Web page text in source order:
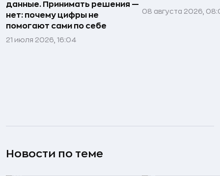
данные. Принимать решения —
нет: почему цифры не
помогают сами по себе
21 июля 2026, 16:04
08 августа 2026,
Новости по теме